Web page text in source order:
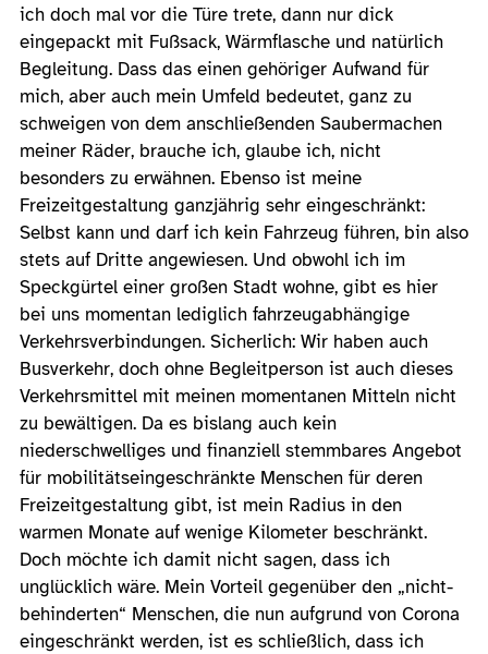
ich doch mal vor die Türe trete, dann nur dick
eingepackt mit Fußsack, Wärmflasche und natürlich
Begleitung. Dass das einen gehöriger Aufwand für
mich, aber auch mein Umfeld bedeutet, ganz zu
schweigen von dem anschließenden Saubermachen
meiner Räder, brauche ich, glaube ich, nicht
besonders zu erwähnen. Ebenso ist meine
Freizeitgestaltung ganzjährig sehr eingeschränkt:
Selbst kann und darf ich kein Fahrzeug führen, bin also
stets auf Dritte angewiesen. Und obwohl ich im
Speckgürtel einer großen Stadt wohne, gibt es hier
bei uns momentan lediglich fahrzeugabhängige
Verkehrsverbindungen. Sicherlich: Wir haben auch
Busverkehr, doch ohne Begleitperson ist auch dieses
Verkehrsmittel mit meinen momentanen Mitteln nicht
zu bewältigen. Da es bislang auch kein
niederschwelliges und finanziell stemmbares Angebot
für mobilitätseingeschränkte Menschen für deren
Freizeitgestaltung gibt, ist mein Radius in den
warmen Monate auf wenige Kilometer beschränkt.
Doch möchte ich damit nicht sagen, dass ich
unglücklich wäre. Mein Vorteil gegenüber den „nicht-
behinderten“ Menschen, die nun aufgrund von Corona
eingeschränkt werden, ist es schließlich, dass ich